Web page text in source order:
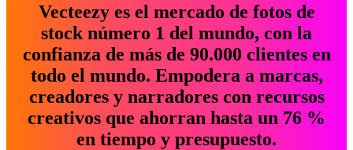
Vecteezy es el mercado de fotos de
stock número 1 del mundo, con la
confianza de más de 90.000 clientes en
todo el mundo. Empodera a marcas,
creadores y narradores con recursos
creativos que ahorran hasta un 76 %
en tiempo y presupuesto.